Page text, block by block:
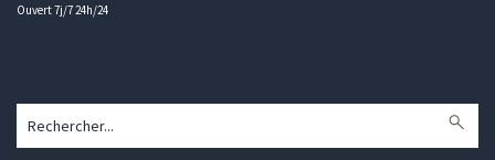
Ouvert 7j/7 24h/24